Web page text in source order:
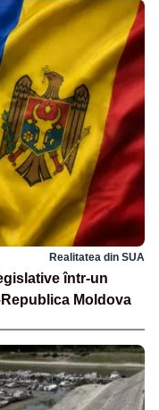
Realitatea din SUA
într-un
Moldova